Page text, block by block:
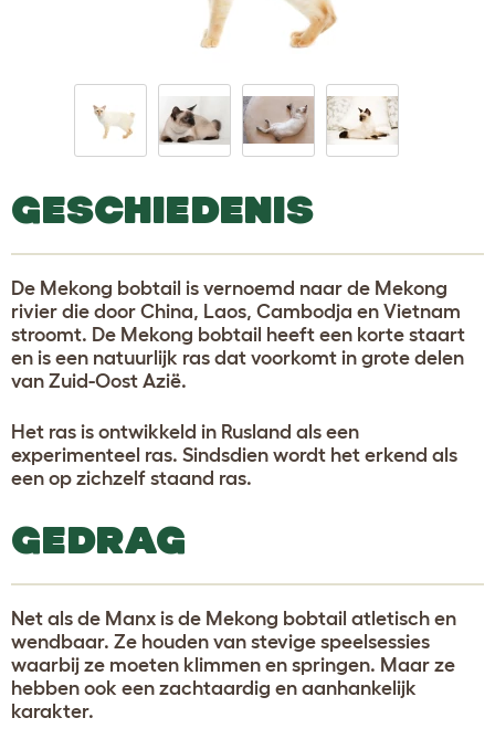
GESCHIEDENIS
De Mekong bobtail is vernoemd naar de Mekong
rivier die door China, Laos, Cambodja en Vietnam
stroomt. De Mekong bobtail heeft een korte staart
en is een natuurlijk ras dat voorkomt in grote delen
van Zuid-Oost Azië.
Het ras is ontwikkeld in Rusland als een
experimenteel ras. Sindsdien wordt het erkend als
een op zichzelf staand ras.
GEDRAG
Net als de Manx is de Mekong bobtail atletisch en
wendbaar. Ze houden van stevige speelsessies
waarbij ze moeten klimmen en springen. Maar ze
hebben ook een zachtaardig en aanhankelijk
karakter.